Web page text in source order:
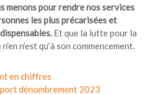
menons pour rendre nos services
les plus précarisées et
Et que la lutte pour la
n’est qu’à son commencement.
en chiffres
dénombrement 2023